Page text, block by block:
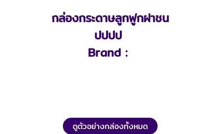
กล่องกระดาษลูกฟูกฝาชน
ปปปป
Brand :
ดูตัวอย่างกล่องทั้งหมด